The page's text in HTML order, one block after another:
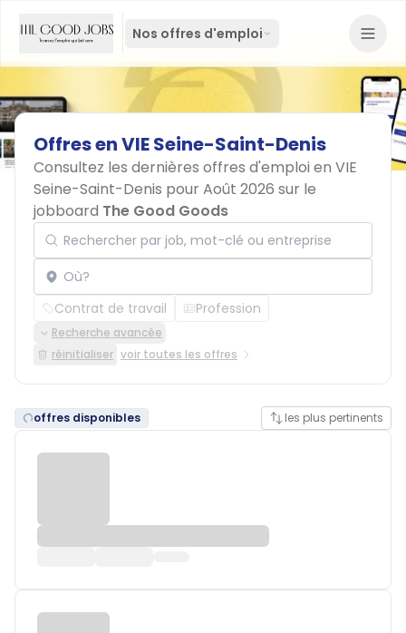
Nos offres d'emploi
OffresenVIESeine-Saint-Denis
Consultez les dernières offres d'emploi en VIE
Seine-Saint-Denis pour Août 2026 sur le
jobboard The Good Goods
Rechercher par job, mot-clé ou entreprise
Localisation
Contrat de travail Profession
Recherche avancée
réinitialiser voir toutes les offres
offres disponibles les plus pertinents